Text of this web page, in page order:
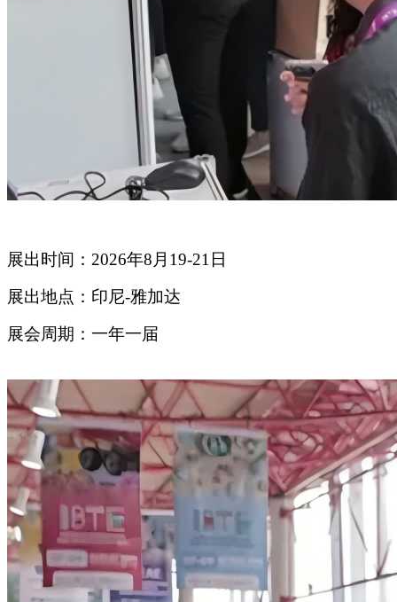
展出时间：2026年8月19-21日
展出地点：印尼-雅加达
展会周期：一年一届